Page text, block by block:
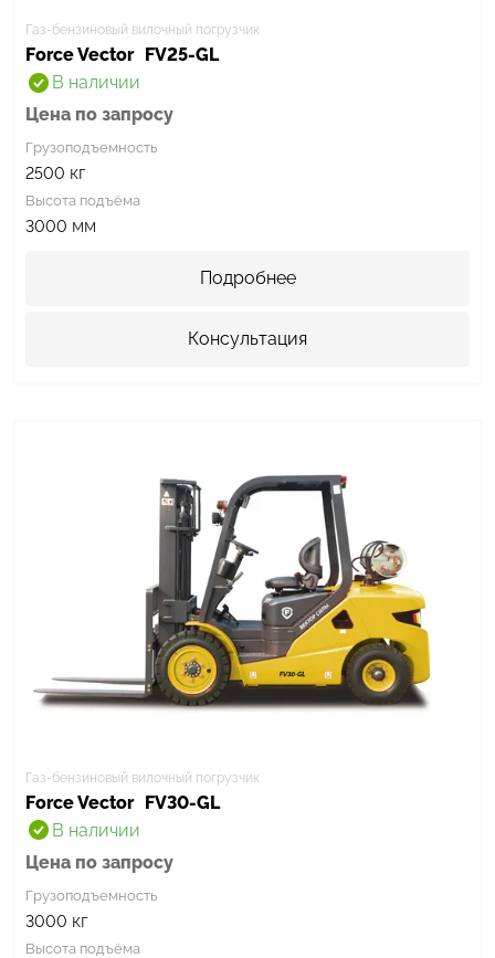
Газ-бензиновый вилочный погрузчик
Force Vector FV25-GL
В наличии
Цена по запросу
Грузоподъемность
2500 кг
Высота подъёма
3000 мм
Подробнее
Консультация
Газ-бензиновый вилочный погрузчик
Force Vector FV30-GL
В наличии
Цена по запросу
Грузоподъемность
3000 кг
Высота подъёма